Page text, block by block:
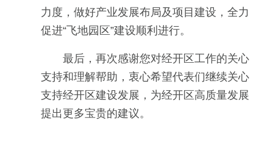
力度，做好产业发展布局及项目建设，全力
促进“飞地园区”建设顺利进行。
最后，再次感谢您对经开区工作的关心
支持和理解帮助，衷心希望代表们继续关心
支持经开区建设发展，为经开区高质量发展
提出更多宝贵的建议。